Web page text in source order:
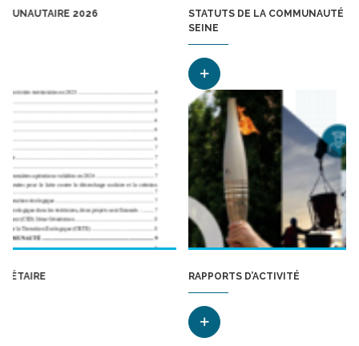
STATUTS DE LA COMMUNAUTÉ D’AGGLOMÉRATION
RAPPORTS D’ACTIVITÉ